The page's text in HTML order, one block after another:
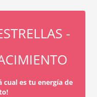
-
cual es tu energía de